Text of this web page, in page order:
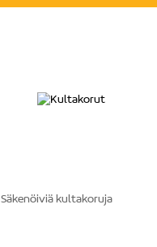
Säkenöiviä kultakoruja